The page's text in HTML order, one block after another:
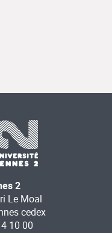
2
Le Moal
cedex
10 00